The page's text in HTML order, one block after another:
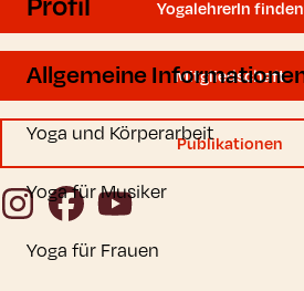
YogalehrerIn finden
Mitgliedschaft
Publikationen
InstagramFacebookYouTube
Allgemeine
Yoga und Körperarbeit
Yoga für Musiker
Yoga für Frauen